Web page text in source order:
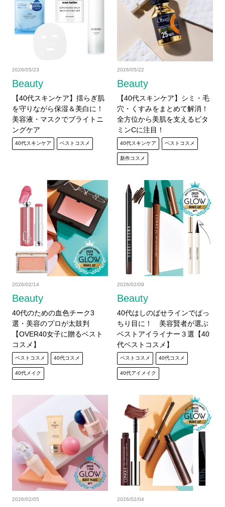
Beauty
2026/05/23
【40代スキンケア】揺らぎ肌
を守りながら保湿＆美白に！
美容液・マスクでブライトニ
ングケア
40代スキンケア ベストコスメ
Beauty
2026/05/22
【40代スキンケア】シミ・毛
穴・くすみをまとめて解消！
全方位から美肌を支えるビタ
ミンCに注目！
40代スキンケア ベストコスメ
新作コスメ
Beauty
2026/02/14
40代のための血色チーク3
選・美容のプロが太鼓判
【OVER40女子に贈るベスト
コスメ】
ベストコスメ 40代コスメ
40代メイク
Beauty
2026/02/09
40代はしのばせラインでぱっ
ちり目に！ 美容賢者が選ぶ
ベストアイライナー３選【40
代ベストコスメ】
ベストコスメ 40代コスメ
40代アイメイク
2026/02/05 2026/02/04